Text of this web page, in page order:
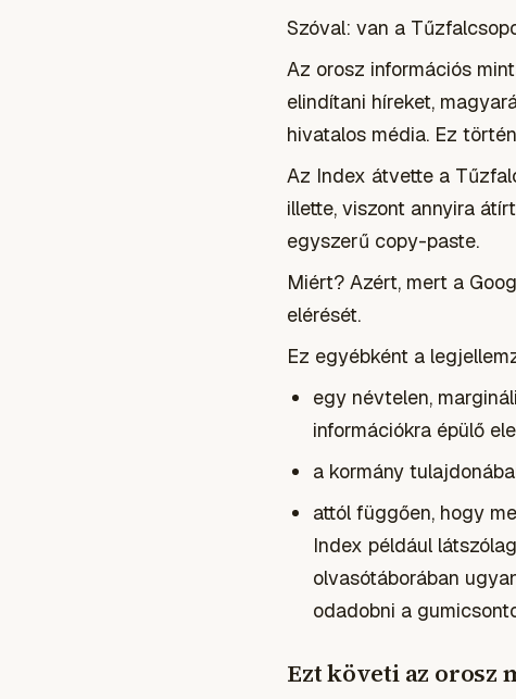
Szóval: van a
Az orosz információs
elindítani híreket,
hivatalos média. Ez
Az Index átvette a
illette, viszont annyira
egyszerű copy-paste.
Miért? Azért, mert a
elérését.
Ez egyébként a
egy névtelen,
információkra épülő
a kormány
attól függően, hogy
Index például
olvasótáborában
odadobni a
Ezt követi az orosz